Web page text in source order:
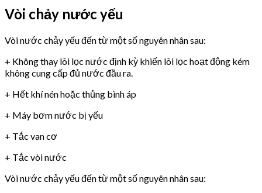
Vòi chảy nước yếu
Vòi nước chảy yếu đến từ một số nguyên nhân sau:
+ Không thay lõi lọc nước định kỳ khiến lõi lọc hoạt động kém
không cung cấp đủ nước đầu ra.
+ Hết khí nén hoặc thủng bình áp
+ Máy bơm nước bị yếu
+ Tắc van cơ
+ Tắc vòi nước
Vòi nước chảy yếu đến từ một số nguyên nhân sau: